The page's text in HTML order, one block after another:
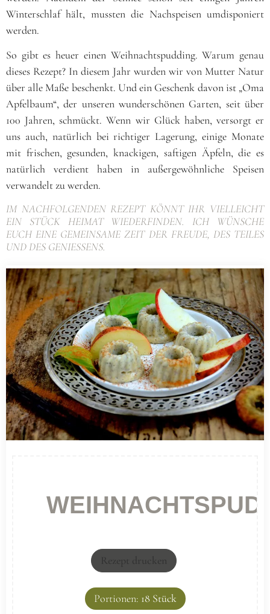
Winterschlaf hält, mussten die Nachspeisen umdisponiert
werden.
So gibt es heuer einen Weihnachtspudding. Warum genau
dieses Rezept? In diesem Jahr wurden wir von Mutter Natur
über alle Maße beschenkt. Und ein Geschenk davon ist „Oma
Apfelbaum“, der unseren wunderschönen Garten, seit über
100 Jahren, schmückt. Wenn wir Glück haben, versorgt er
uns auch, natürlich bei richtiger Lagerung, einige Monate
mit frischen, gesunden, knackigen, saftigen Äpfeln, die es
natürlich verdient haben in außergewöhnliche Speisen
verwandelt zu werden.
IM NACHFOLGENDEN REZEPT KÖNNT IHR VIELLEICHT
EIN STÜCK HEIMAT WIEDERFINDEN. ICH WÜNSCHE
EUCH EINE GEMEINSAME ZEIT DER FREUDE, DES TEILES
UND DES GENIESSENS.
Portionen: 18 Stück